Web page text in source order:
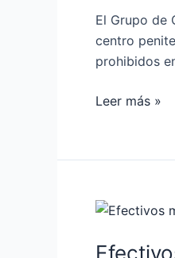
El Grupo de
centro
prohibidos
cárcel
Loja
Leer más »
Efectivos
controlan